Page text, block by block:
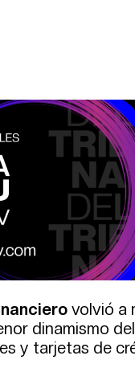
volvió a
dinamismo
y tarjetas de